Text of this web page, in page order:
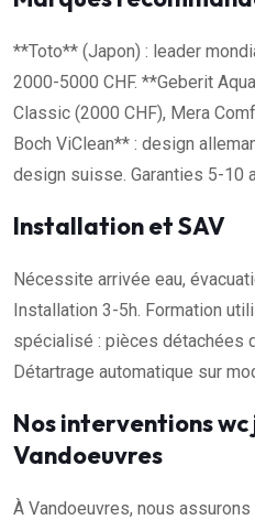
**Toto** (Japon) : leader
2000-5000 CHF. **Geberit
Classic (2000 CHF), Mera
Boch ViClean** : design
design suisse. Garanties 5-10
Installation et SAV
Nécessite arrivée eau,
Installation 3-5h. Formation
spécialisé : pièces détachées
Détartrage automatique sur
Nos interventions
Vandoeuvres
À Vandoeuvres, nous